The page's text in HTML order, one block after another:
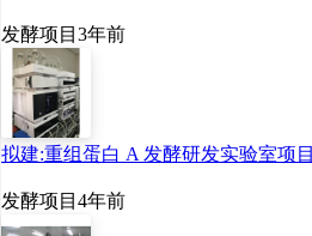
发酵项目 3年前
拟建:重组蛋白 A 发酵研发实验室项目
发酵项目 4年前